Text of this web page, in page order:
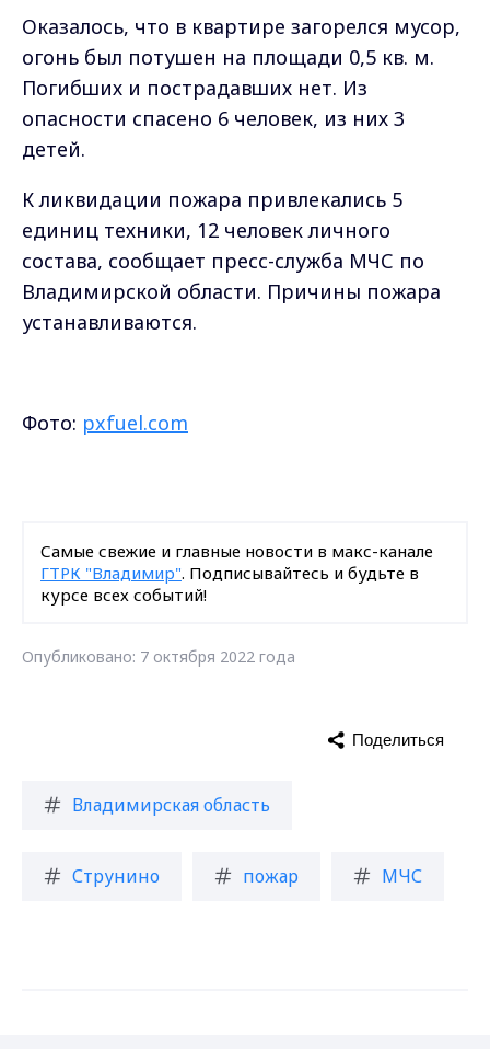
Оказалось, что в квартире загорелся мусор,
огонь был потушен на площади 0,5 кв. м.
Погибших и пострадавших нет. Из
опасности спасено 6 человек, из них 3
детей.
К ликвидации пожара привлекались 5
единиц техники, 12 человек личного
состава, сообщает пресс-служба МЧС по
Владимирской области. Причины пожара
устанавливаются.
Фото: pxfuel.com
Самые свежие и главные новости в макс-канале
ГТРК "Владимир". Подписывайтесь и будьте в
курсе всех событий!
Опубликовано: 7 октября 2022 года
Владимирская область
Струнино пожар МЧС
Поделиться